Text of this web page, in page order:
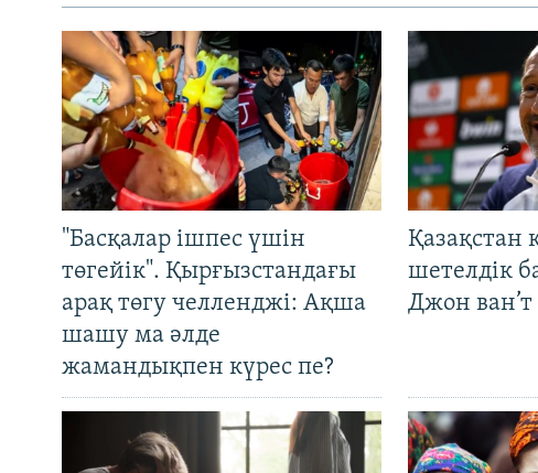
"Басқалар ішпес үшін
төгейік". Қырғызстандағы
арақ төгу челленджі: Ақша
шашу ма әлде
жамандықпен күрес пе?
Қазақстан
шетелдік
Джон